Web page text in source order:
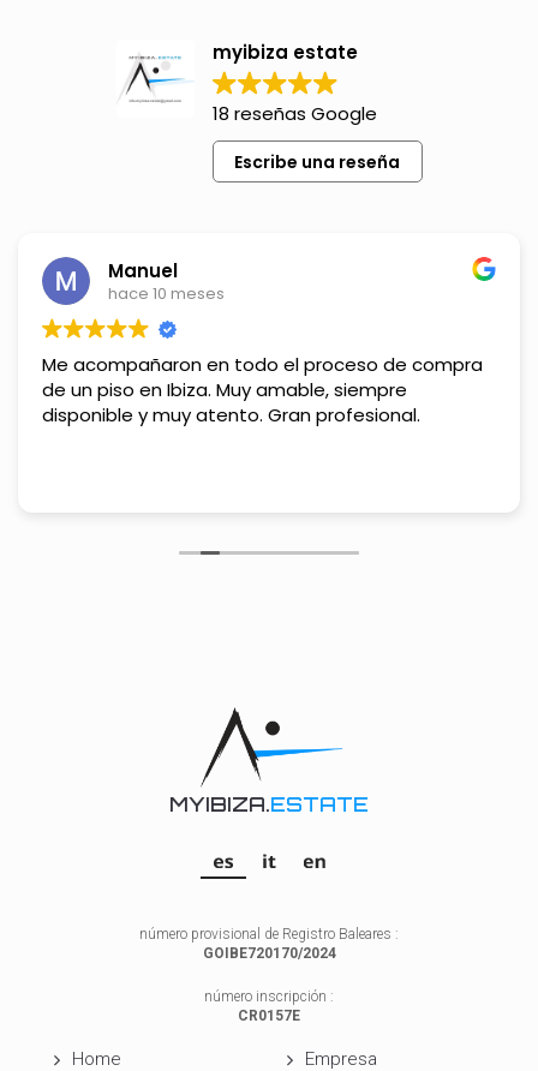
myibiza estate
18 reseñas Google
Escribe una reseña
Manuel
hace 10 meses
Me acompañaron en todo el proceso de compra
de un piso en Ibiza. Muy amable, siempre
disponible y muy atento. Gran profesional.
MYIBIZA.ESTATE
número provisional de Registro Baleares :
GOIBE720170/2024
número inscripción :
CR0157E
Home
Empresa